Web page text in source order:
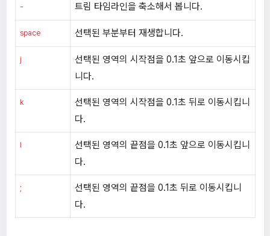
- 트림 타임라인을 축소해서 봅니다.
space 선택된 부분부터 재생합니다.
j
선택된 영역의 시작점을 0.1초 앞으로 이동시킵
니다.
k
선택된 영역의 시작점을 0.1초 뒤로 이동시킵니
다.
l
선택된 영역의 끝점을 0.1초 앞으로 이동시킵니
다.
;
선택된 영역의 끝점을 0.1초 뒤로 이동시킵니
다.